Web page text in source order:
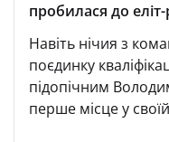
пробилася до
Навіть нічия з
поєдинку
підопічним
перше місце у